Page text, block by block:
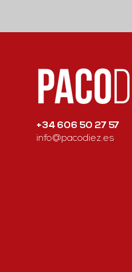
+34 606 50 27 57
info@pacodiez.es